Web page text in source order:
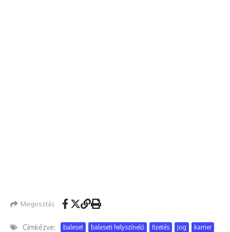
Megosztás
Címkézve: baleset baleseti helyszínelő fizetés jog
karrier